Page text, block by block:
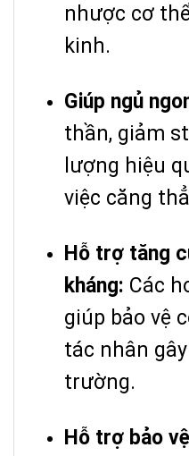
nhược cơ
kinh.
Giúp ngủ
thần, giảm
lượng hiệu
việc căng
Hỗ trợ tăng
kháng: Các
giúp bảo vệ
tác nhân
trường.
Hỗ trợ bảo